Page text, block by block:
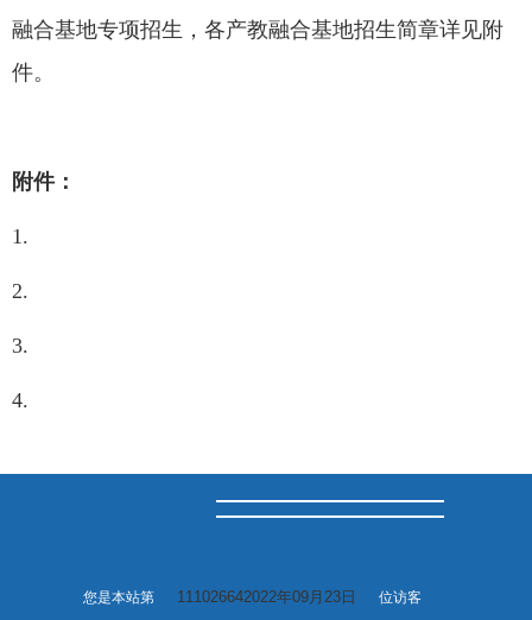
融合基地专项招生，各产教融合基地招生简章详见附
件。
附件：
1.
2.
3.
4.
您是本站第 111026642022年09月23日 位访客